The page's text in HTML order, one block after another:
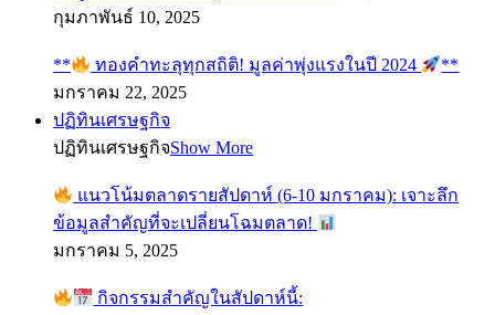
กุมภาพันธ์ 10, 2025
** ทองคำทะลุทุกสถิติ! มูลค่าพุ่งแรงในปี 2024
**
มกราคม 22, 2025
ปฏิทินเศรษฐกิจ
ปฏิทินเศรษฐกิจShow More
แนวโน้มตลาดรายสัปดาห์ (6-10 มกราคม): เจาะลึก
ข้อมูลสำคัญที่จะเปลี่ยนโฉมตลาด!
มกราคม 5, 2025
กิจกรรมสำคัญในสัปดาห์นี้: